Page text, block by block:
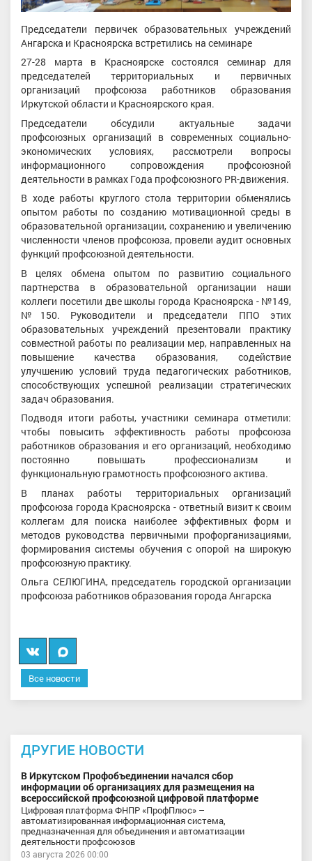
Председатели первичек образовательных учреждений
Ангарска и Красноярска встретились на семинаре
27-28 марта в Красноярске состоялся семинар для
председателей территориальных и первичных
организаций профсоюза работников образования
Иркутской области и Красноярского края.
Председатели обсудили актуальные задачи
профсоюзных организаций в современных социально-
экономических условиях, рассмотрели вопросы
информационного сопровождения профсоюзной
деятельности в рамках Года профсоюзного PR-движения.
В ходе работы круглого стола территории обменялись
опытом работы по созданию мотивационной среды в
образовательной организации, сохранению и увеличению
численности членов профсоюза, провели аудит основных
функций профсоюзной деятельности.
В целях обмена опытом по развитию социального
партнерства в образовательной организации наши
коллеги посетили две школы города Красноярска - №149,
№150. Руководители и председатели ППО этих
образовательных учреждений презентовали практику
совместной работы по реализации мер, направленных на
повышение качества образования, содействие
улучшению условий труда педагогических работников,
способствующих успешной реализации стратегических
задач образования.
Подводя итоги работы, участники семинара отметили:
чтобы повысить эффективность работы профсоюза
работников образования и его организаций, необходимо
постоянно повышать профессионализм и
функциональную грамотность профсоюзного актива.
В планах работы территориальных организаций
профсоюза города Красноярска - ответный визит к своим
коллегам для поиска наиболее эффективных форм и
методов руководства первичными профорганизациями,
формирования системы обучения с опорой на широкую
профсоюзную практику.
Ольга СЕЛЮГИНА, председатель городской организации
профсоюза работников образования города Ангарска
Вконтакте
Мы
в
MAX
Все новости
ДРУГИЕ НОВОСТИ
В Иркутском Профобъединении начался сбор
информации об организациях для размещения на
всероссийской профсоюзной цифровой платформе
Цифровая платформа ФНПР «ПрофПлюс» –
автоматизированная информационная система,
предназначенная для объединения и автоматизации
деятельности профсоюзов
03 августа 2026 00:00